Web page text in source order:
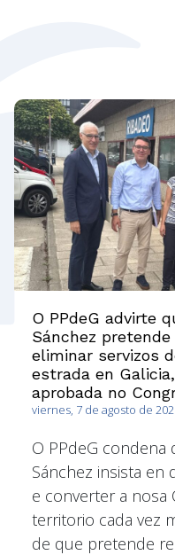
O PPdeG advirte
Sánchez
eliminar servizos
estrada en
aprobada no
viernes, 7 de agosto de
O PPdeG condena
Sánchez insista en
e converter a nosa
territorio cada vez
de que pretende